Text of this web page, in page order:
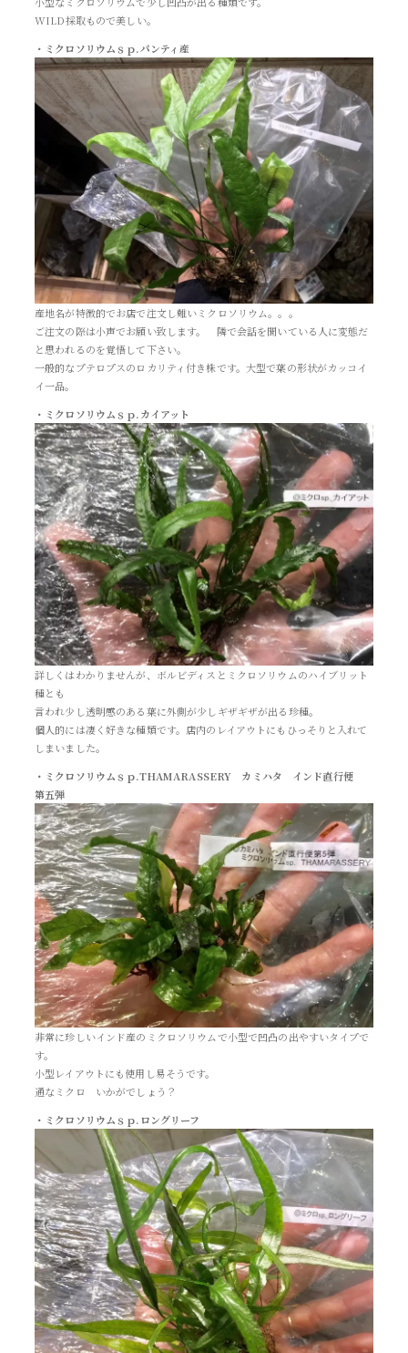
WILD採取もので美しい。
・ミクロソリウムｓｐ.パンティ産
産地名が特徴的でお店で注文し難いミクロソリウム。。。
ご注文の際は小声でお願い致します。 隣で会話を聞いている人に変態だ
と思われるのを覚悟して下さい。
一般的なプテロプスのロカリティ付き株です。大型で葉の形状がカッコイ
イ一品。
・ミクロソリウムｓｐ.カイアット
詳しくはわかりませんが、ボルビディスとミクロソリウムのハイブリット
種とも
言われ少し透明感のある葉に外側が少しギザギザが出る珍種。
個人的には凄く好きな種類です。店内のレイアウトにもひっそりと入れて
しまいました。
・ミクロソリウムｓｐ.THAMARASSERY カミハタ インド直行便
第五弾
非常に珍しいインド産のミクロソリウムで小型で凹凸の出やすいタイプで
す。
小型レイアウトにも使用し易そうです。
通なミクロ いかがでしょう？
・ミクロソリウムｓｐ.ロングリーフ